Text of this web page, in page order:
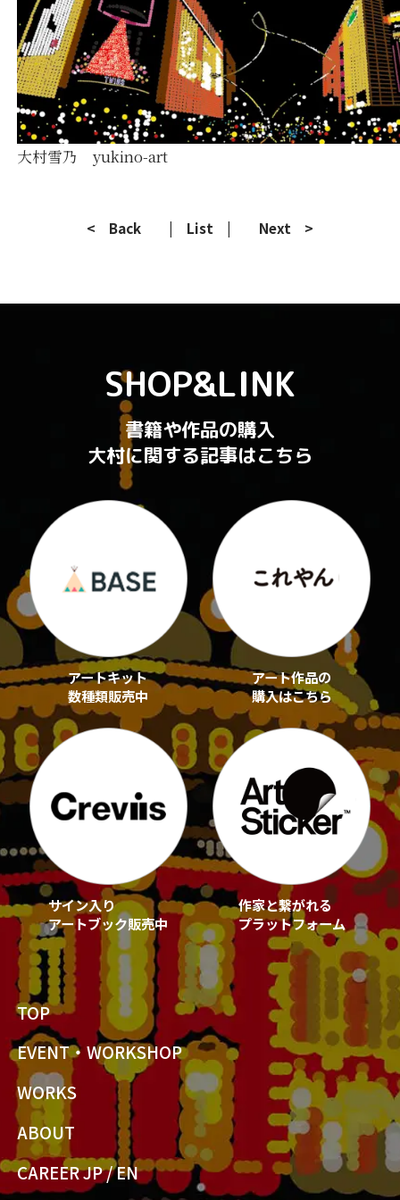
大村雪乃 yukino-art
< Back | List | Next >
SHOP&LINK
書籍や作品の購入
大村に関する記事はこちら
アートキット
数種類販売中
アート作品の
購入はこちら
サイン入り
アートブック販売中
作家と繋がれる
プラットフォーム
TOP
EVENT・WORKSHOP
WORKS
ABOUT
CAREER JP/EN